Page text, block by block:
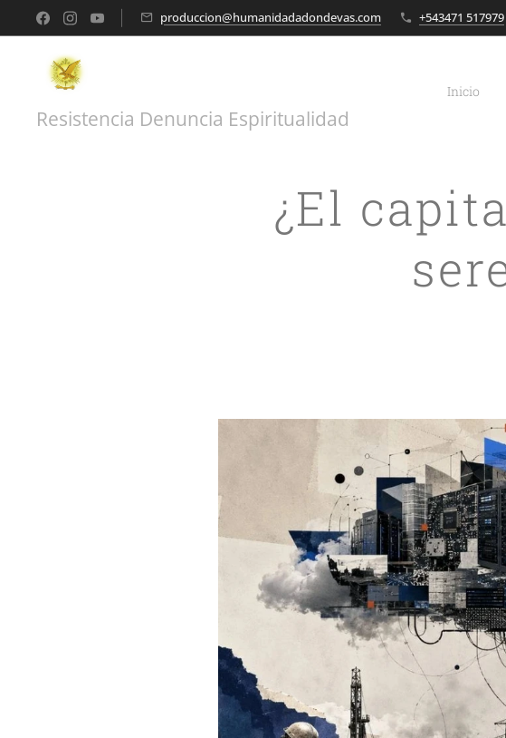
produccion@humanidadadondevas.com +543471 517979
Resistencia Denuncia Espiritualidad
Inicio
¿El